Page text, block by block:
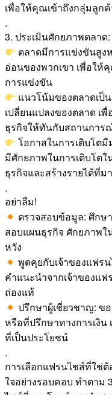
เพื่อให้คุณเข้าถึงกลุ่มลูก
.
3. ประเมินศักยภาพตลาด:
ตลาดมีการแข่งขันสูง
อ่อนของพวกเขา เพื่อให้
การแข่งขัน
แนวโน้มของตลาดเป็
เปลี่ยนแปลงของตลาด
ธุรกิจให้ทันกับสถานการ
โอกาสในการเติบโต
มีศักยภาพในการเติบโต
ธุรกิจและสร้างรายได้ที่ม
.
อย่าลืม!
ตรวจสอบข้อมูล: ศึกษ
สอบแผนธุรกิจ ศักยภาพ
หวัง
พูดคุยกับเจ้าของแฟร
คำแนะนำจากเจ้าของแฟ
ถ่องแท้
ปรึกษาผู้เชี่ยวชาญ: ข
หรือที่ปรึกษาทางการเงิ
ที่เป็นประโยชน์
.
การเลือกแฟรนไชส์ที่ใช่
ใจอย่างรอบคอบ ทำตา